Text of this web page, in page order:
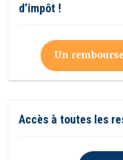
d’impôt !
Un
Accès à toutes les